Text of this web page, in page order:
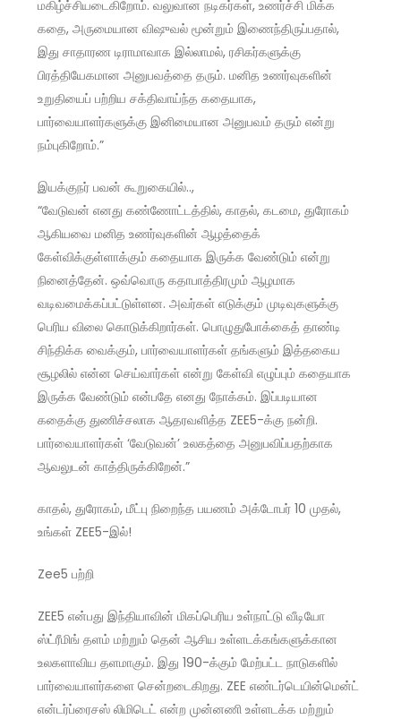
மகிழ்ச்சியடைகிறோம். வலுவான நடிகர்கள், உணர்ச்சி மிக்க
கதை, அருமையான விஷுவல் மூன்றும் இணைந்திருப்பதால்,
இது சாதாரண டிராமாவாக இல்லாமல், ரசிகர்களுக்கு
பிரத்தியேகமான அனுபவத்தை தரும். மனித உணர்வுகளின்
உறுதியைப் பற்றிய சக்திவாய்ந்த கதையாக,
பார்வையாளர்களுக்கு இனிமையான அனுபவம் தரும் என்று
நம்புகிறோம்.”
இயக்குநர் பவன் கூறுகையில்..,
“வேடுவன் எனது கண்ணோட்டத்தில், காதல், கடமை, துரோகம்
ஆகியவை மனித உணர்வுகளின் ஆழத்தைக்
கேள்விக்குள்ளாக்கும் கதையாக இருக்க வேண்டும் என்று
நினைத்தேன். ஒவ்வொரு கதாபாத்திரமும் ஆழமாக
வடிவமைக்கப்பட்டுள்ளன. அவர்கள் எடுக்கும் முடிவுகளுக்கு
பெரிய விலை கொடுக்கிறார்கள். பொழுதுபோக்கைத் தாண்டி
சிந்திக்க வைக்கும், பார்வையாளர்கள் தங்களும் இத்தகைய
சூழலில் என்ன செய்வார்கள் என்று கேள்வி எழுப்பும் கதையாக
இருக்க வேண்டும் என்பதே எனது நோக்கம். இப்படியான
கதைக்கு துணிச்சலாக ஆதரவளித்த ZEE5-க்கு நன்றி.
பார்வையாளர்கள் ‘வேடுவன்’ உலகத்தை அனுபவிப்பதற்காக
ஆவலுடன் காத்திருக்கிறேன்.”
காதல், துரோகம், மீட்பு நிறைந்த பயணம் அக்டோபர் 10 முதல்,
உங்கள் ZEE5-இல்!
Zee5 பற்றி
ZEE5 என்பது இந்தியாவின் மிகப்பெரிய உள்நாட்டு வீடியோ
ஸ்ட்ரீமிங் தளம் மற்றும் தென் ஆசிய உள்ளடக்கங்களுக்கான
உலகளாவிய தளமாகும். இது 190-க்கும் மேற்பட்ட நாடுகளில்
பார்வையாளர்களை சென்றடைகிறது. ZEE எண்டர்டெயின்மென்ட்
என்டர்ப்ரைசஸ் லிமிடெட் என்ற முன்னணி உள்ளடக்க மற்றும்